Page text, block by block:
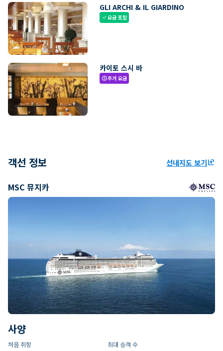
GLI ARCHI & IL GIARDINO
check요금 포함
카이토 스시 바
paid추가 요금
객선 정보 선내지도 보기ungroup
MSC 뮤지카
사양
처음 취항 최대 승객 수